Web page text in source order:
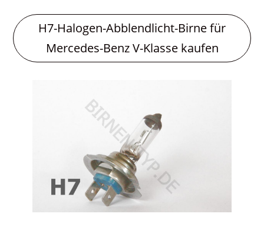
H7-Halogen-Abblendlicht-Birne für
Mercedes-Benz V-Klasse kaufen